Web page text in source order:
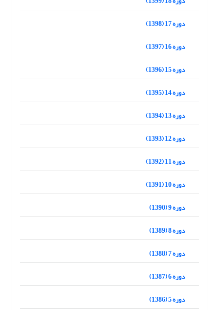
دوره 17 (1398)
دوره 16 (1397)
دوره 15 (1396)
دوره 14 (1395)
دوره 13 (1394)
دوره 12 (1393)
دوره 11 (1392)
دوره 10 (1391)
دوره 9 (1390)
دوره 8 (1389)
دوره 7 (1388)
دوره 6 (1387)
دوره 5 (1386)